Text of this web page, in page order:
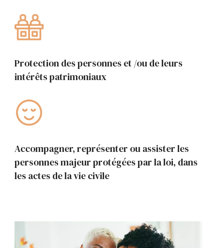
Protection des personnes et /ou de leurs
intérêts patrimoniaux
Accompagner, représenter ou assister les
personnes majeur protégées par la loi, dans
les actes de la vie civile